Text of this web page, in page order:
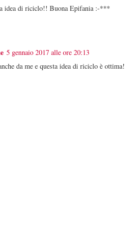
idea di riciclo!! Buona Epifania :-***
5 gennaio 2017 alle ore 20:13
da me e questa idea di riciclo è ottima!